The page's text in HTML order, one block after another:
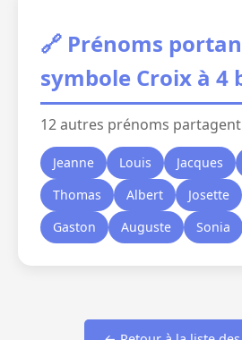
🔗 Prénoms
symbole Croix à 4
12 autres prénoms
Jeanne Louis Jacques
Thomas
Albert Josette
Gaston
Auguste Sonia